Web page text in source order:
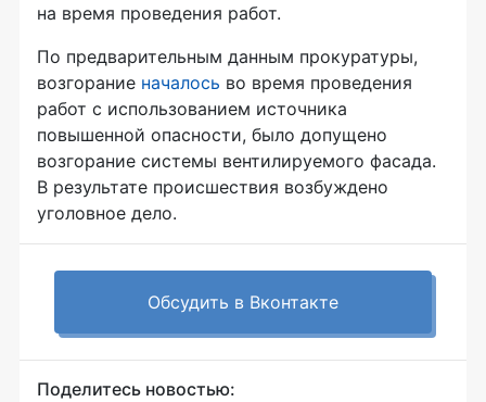
на время проведения работ.
По предварительным данным прокуратуры,
возгорание началось во время проведения
работ с использованием источника
повышенной опасности, было допущено
возгорание системы вентилируемого фасада.
В результате происшествия возбуждено
уголовное дело.
Обсудить в Вконтакте
Поделитесь новостью: